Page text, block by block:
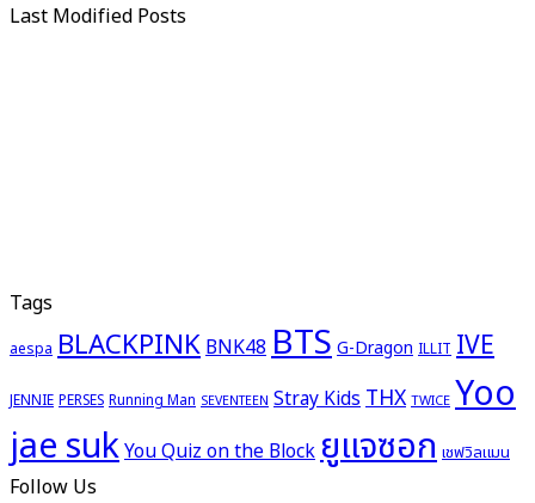
Last Modified Posts
Tags
aespa BLACKPINK BNK48 BTSG-Dragon ILLIT IVE
JENNIE PERSES Running Man SEVENTEEN Stray Kids THX TWICE Yoo
jae sukYou Quiz on the Blockยูแจซอก เชฟวิลแมน
Follow Us